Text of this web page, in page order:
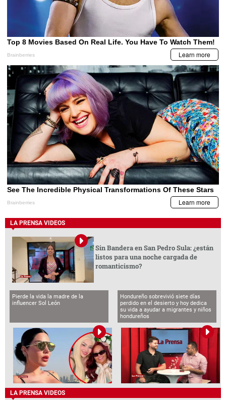
LA PRENSA VIDEOS
Sin Bandera en San Pedro Sula: ¿están
listos para una noche cargada de
romanticismo?
Pierde la vida la madre de la
influencer Sol León
Hondureño sobrevivió siete días
perdido en el desierto y hoy dedica
su vida a ayudar a migrantes y niños
hondureños
LA PRENSA VIDEOS